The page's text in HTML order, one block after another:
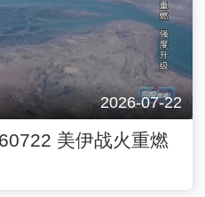
2026-07-22
美伊战火重燃